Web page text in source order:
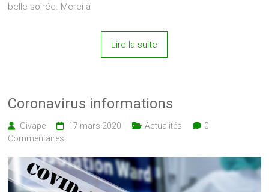
belle soirée. Merci à
Lire la suite
Coronavirus informations
Givape 17 mars 2020 Actualités
0
Commentaires